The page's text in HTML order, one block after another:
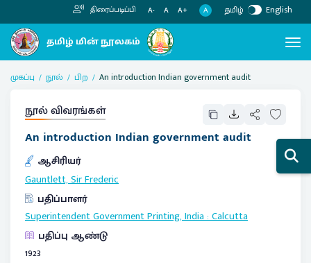
திரைப்படிப்பி A- A A+ A தமிழ் English
முகப்பு நூல் பிற An introduction Indian government audit
நூல் விவரங்கள்
An introduction Indian government audit
ஆசிரியர்
Gauntlett, Sir Frederic
பதிப்பாளர்
Superintendent Government Printing, India:Calcutta
பதிப்பு ஆண்டு
1923